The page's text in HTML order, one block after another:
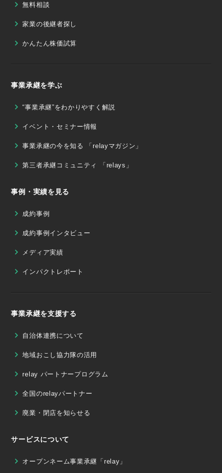
無料相談
家業の後継者探し
かんたん株価試算
事業承継を学ぶ
“事業承継”をわかりやすく解説
イベント・セミナー情報
事業承継の今を知る 「relayマガジン」
第三者承継コミュニティ 「relays」
事例・実績を見る
成約事例
成約事例インタビュー
メディア実績
インパクトレポート
事業承継を支援する
自治体連携について
地域おこし協力隊の活用
relay パートナープログラム
全国のrelayパートナー
廃業・閉店を知らせる
サービスについて
オープンネーム事業承継「relay」